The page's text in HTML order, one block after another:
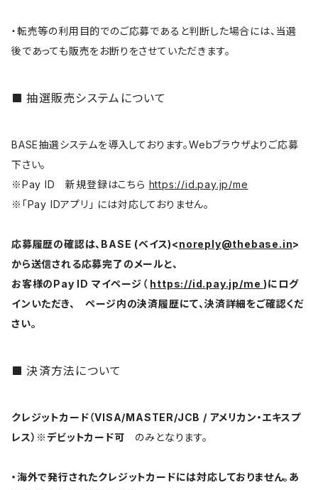
・転売等の利用目的でのご応募であると判断した場合には、当選
後であっても販売をお断りをさせていただきます。
抽選販売システムについて
BASE抽選システムを導入しております。Webブラウザよりご応募
下さい。
※Pay ID 新規登録はこちら https://id.pay.jp/me
※「Pay IDアプリ」 には対応しておりません。
応募履歴の確認は、BASE (ベイス)<noreply@thebase.in>
から送信される応募完了のメールと、
お客様のPay ID マイページ（ https://id.pay.jp/me)にログ
インいただき、 ページ内の決済履歴にて、決済詳細をご確認くだ
さい。
決済方法について
クレジットカード（VISA/MASTER/JCB / アメリカン・エキスプ
レス）※デビットカード可 のみとなります。
・海外で発行されたクレジットカードには対応しておりません。あ